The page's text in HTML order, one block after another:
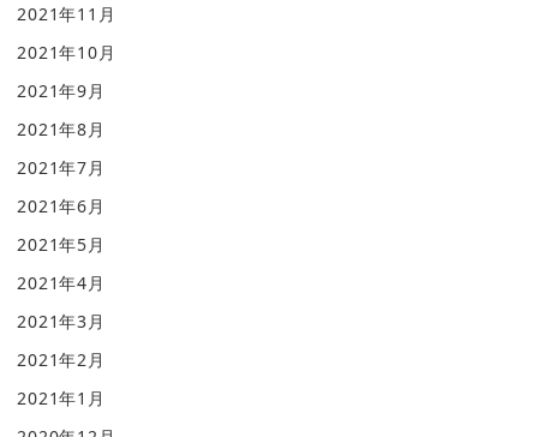
2021年11月
2021年10月
2021年9月
2021年8月
2021年7月
2021年6月
2021年5月
2021年4月
2021年3月
2021年2月
2021年1月